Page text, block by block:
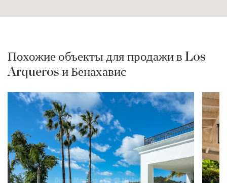
Похожие объекты для продажи в Los
Arqueros и Бенахавис